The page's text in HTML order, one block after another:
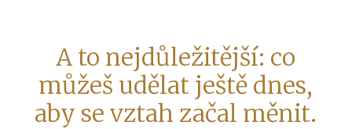
A to nejdůležitější: co
můžeš udělat ještě dnes,
aby se vztah začal měnit.